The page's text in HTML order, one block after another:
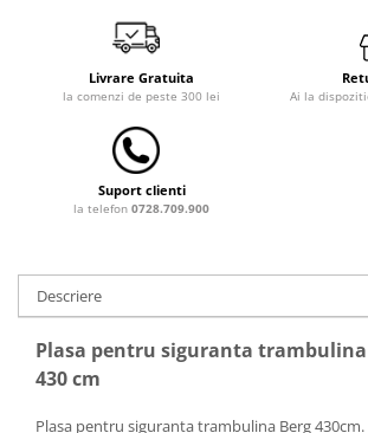
Dulap si cutii depozitare jucarii
Fotolii copii
Lampi de veghe
Mobilier Birou
Sac de dormit copii
Sac de dormit 60 cm
Sac de dormit 80 cm
Sac de dormit 90 cm
Sac de dormit 100 cm
Sac de dormit 110 cm
Livrare Gratuita
la comenzi de peste 300 lei Ai la
Suport clienti
la telefon 0728.709.900
Descriere
Plasa pentru siguranta trambulina
430 cm
Plasa pentru siguranta trambulina Berg 430cm.